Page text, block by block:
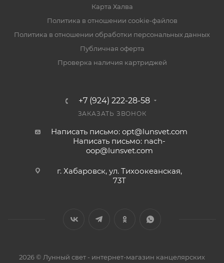
Карта Халва
Политика в отношении cookie-файлов
Политика в отношении обработки персональных данных
Публичная оферта
Проверка наличия картриджей
+7 (924) 222-28-58
ЗАКАЗАТЬ ЗВОНОК
Написать письмо: opt@lunsvet.com
Написать письмо: nach-
oop@lunsvet.com
г. Хабаровск, ул. Тихоокеанская,
73Т
2026 © Лунный свет - интернет-магазин канцелярских